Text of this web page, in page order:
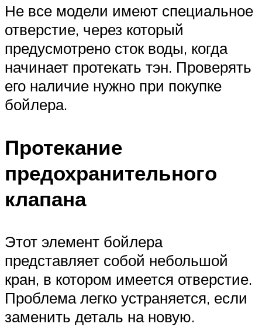
Не все модели имеют специальное
отверстие, через который
предусмотрено сток воды, когда
начинает протекать тэн. Проверять
его наличие нужно при покупке
бойлера.
Протекание
предохранительного
клапана
Этот элемент бойлера
представляет собой небольшой
кран, в котором имеется отверстие.
Проблема легко устраняется, если
заменить деталь на новую.